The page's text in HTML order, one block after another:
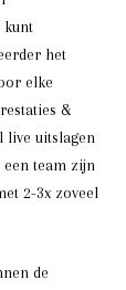
kunt
het
elke
&
live uitslagen
team zijn
2-3x zoveel
de